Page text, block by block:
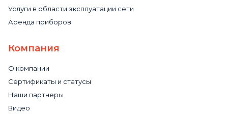
Услуги в области эксплуатации сети
Аренда приборов
Компания
О компании
Сертификаты и статусы
Наши партнеры
Видео